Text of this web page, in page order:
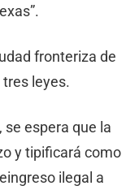
fronteriza de
leyes.
se espera que la
y tipificará como
ilegal a